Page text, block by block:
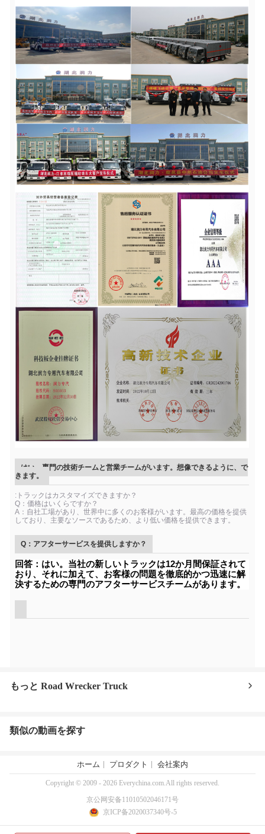
はい、専門の技術チームと営業チームがいます。想像できるように、で
きます。
:トラックはカスタマイズできますか？
Q：価格はいくらですか？
A：自社工場があり、世界中に多くのお客様がいます。最高の価格を提供
しており、主要なソースであるため、より低い価格を提供できます。
Q：アフターサービスを提供しますか？
回答：はい。当社の新しいトラックは12か月間保証されて
おり、それに加えて、お客様の問題を徹底的かつ迅速に解
決するための専門のアフターサービスチームがあります。
もっと Road Wrecker Truck
類似の動画を探す
ホーム プロダクト 会社案内
Copyright © 2009 - 2026 Everychina.com.All rights reserved.
京公网安备11010502046171号
京ICP备2020037340号-5